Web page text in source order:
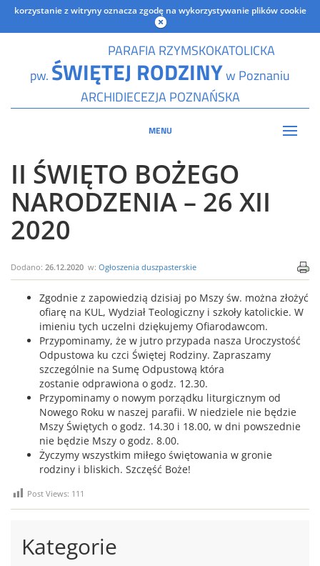
korzystanie z witryny oznacza zgodę na wykorzystywanie plików cookie
PARAFIA RZYMSKOKATOLICKA
pw. ŚWIĘTEJ RODZINYw Poznaniu
ARCHIDIECEZJA POZNAŃSKA
MENU
II ŚWIĘTO BOŻEGO
NARODZENIA – 26 XII
2020
Dodano: 26.12.2020 w: Ogłoszenia duszpasterskie
Zgodnie z zapowiedzią dzisiaj po Mszy św. można złożyć
ofiarę na KUL, Wydział Teologiczny i szkoły katolickie. W
imieniu tych uczelni dziękujemy Ofiarodawcom.
Przypominamy, że w jutro przypada nasza Uroczystość
Odpustowa ku czci Świętej Rodziny. Zapraszamy
szczególnie na Sumę Odpustową która
zostanie odprawiona o godz. 12.30.
Przypominamy o nowym porządku liturgicznym od
Nowego Roku w naszej parafii. W niedziele nie będzie
Mszy Świętych o godz. 14.30 i 18.00, w dni powszednie
nie będzie Mszy o godz. 8.00.
Życzymy wszystkim miłego świętowania w gronie
rodziny i bliskich. Szczęść Boże!
Post Views: 111
Kategorie